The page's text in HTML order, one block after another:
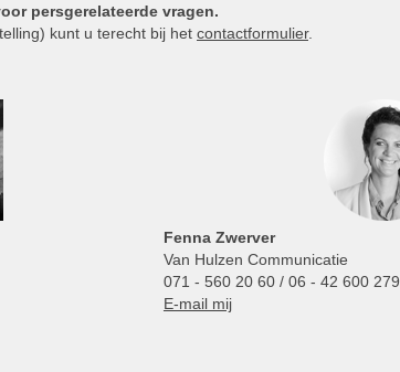
persgerelateerde vragen.
kunt u terecht bij het contactformulier.
Fenna Zwerver
Van Hulzen Communicatie
071 - 560 20 60 / 06 - 42 600 279
E-mail mij